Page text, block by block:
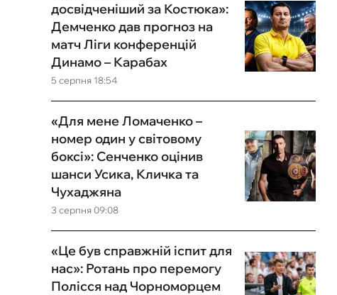
5 серпня 18:54
досвідченіший за Костюка»:
Демченко дав прогноз на
матч Ліги конференцій
Динамо – Карабах
3 серпня 09:08
«Для мене Ломаченко –
номер один у світовому
боксі»: Сенченко оцінив
шанси Усика, Кличка та
Чухаджяна
«Це був справжній іспит для
нас»: Ротань про перемогу
Полісся над Чорноморцем